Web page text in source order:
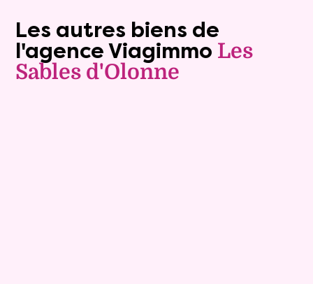
Les autres biens de
l'agence Viagimmo Les
Sables d'Olonne